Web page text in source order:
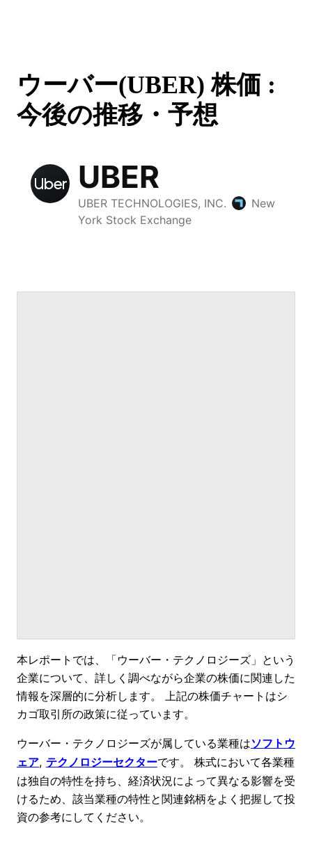
ウーバー(UBER) 株価 :
今後の推移・予想
本レポートでは、「ウーバー・テクノロジーズ」という
企業について、詳しく調べながら企業の株価に関連した
情報を深層的に分析します。 上記の株価チャートはシ
カゴ取引所の政策に従っています。
ウーバー・テクノロジーズが属している業種はソフトウ
ェア, テクノロジーセクターです。 株式において各業種
は独自の特性を持ち、経済状況によって異なる影響を受
けるため、該当業種の特性と関連銘柄をよく把握して投
資の参考にしてください。